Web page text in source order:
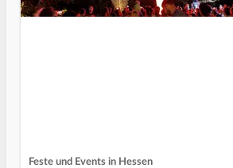
Feste und Events in Hessen